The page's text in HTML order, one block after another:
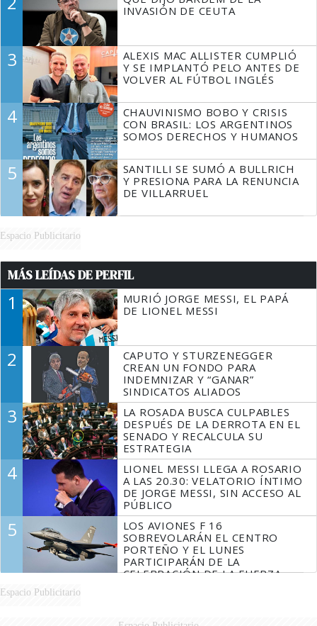
INVASIÓN DE CEUTA
3
ALEXIS MAC ALLISTER CUMPLIÓ
Y SE IMPLANTÓ PELO ANTES DE
VOLVER AL FÚTBOL INGLÉS
4
CHAUVINISMO BOBO Y CRISIS
CON BRASIL: LOS ARGENTINOS
SOMOS DERECHOS Y HUMANOS
5
SANTILLI SE SUMÓ A BULLRICH
Y PRESIONA PARA LA RENUNCIA
DE VILLARRUEL
Espacio Publicitario
MÁS LEÍDAS DE PERFIL
1
MURIÓ JORGE MESSI, EL PAPÁ
DE LIONEL MESSI
2
CAPUTO Y STURZENEGGER
CREAN UN FONDO PARA
INDEMNIZAR Y “GANAR”
SINDICATOS ALIADOS
3
LA ROSADA BUSCA CULPABLES
DESPUÉS DE LA DERROTA EN EL
SENADO Y RECALCULA SU
ESTRATEGIA
4
LIONEL MESSI LLEGA A ROSARIO
A LAS 20.30: VELATORIO ÍNTIMO
DE JORGE MESSI, SIN ACCESO AL
PÚBLICO
5
LOS AVIONES F 16
SOBREVOLARÁN EL CENTRO
PORTEÑO Y EL LUNES
PARTICIPARÁN DE LA
CELEBRACIÓN DE LA FUERZA
Espacio Publicitario